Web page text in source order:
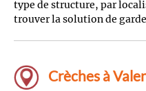
type de structure, par
trouver la solution de
Crèches à